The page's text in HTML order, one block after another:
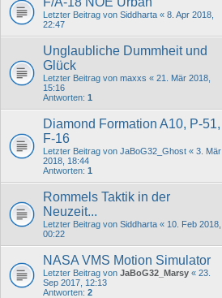
Letzter Beitrag von Siddharta « 8. Apr 2018,
22:47
Unglaubliche Dummheit und
Glück
Letzter Beitrag von maxxs « 21. Mär 2018,
15:16
Antworten: 1
Diamond Formation A10, P-51,
F-16
Letzter Beitrag von JaBoG32_Ghost « 3. Mär
2018, 18:44
Antworten: 1
Rommels Taktik in der
Neuzeit...
Letzter Beitrag von Siddharta « 10. Feb 2018,
00:22
NASA VMS Motion Simulator
Letzter Beitrag von JaBoG32_Marsy « 23.
Sep 2017, 12:13
Antworten: 2